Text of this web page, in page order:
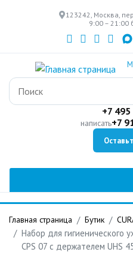
123242, Москва,
9:00 – 21:00
+7
написать+7
Главная страница Бутик
Набор для гигиенического
CPS 07 c держателем UHS